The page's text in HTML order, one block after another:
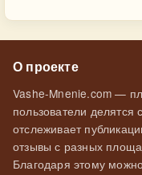
О проекте
Vashe-Mnenie.com —
пользователи
отслеживает
отзывы с разных
Благодаря этому